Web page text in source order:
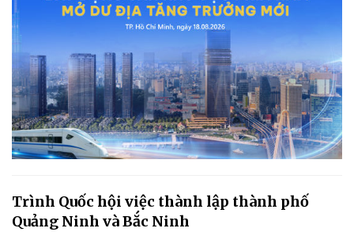
Trình Quốc hội việc thành lập thành phố
Quảng Ninh và Bắc Ninh